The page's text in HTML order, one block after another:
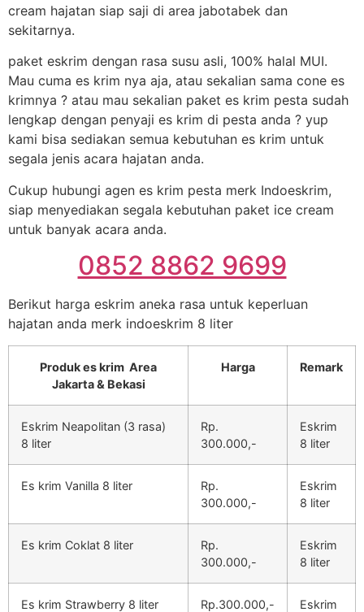
cream hajatan siap saji di area jabotabek dan
sekitarnya.
paket eskrim dengan rasa susu asli, 100% halal MUI.
Mau cuma es krim nya aja, atau sekalian sama cone es
krimnya ? atau mau sekalian paket es krim pesta sudah
lengkap dengan penyaji es krim di pesta anda ? yup
kami bisa sediakan semua kebutuhan es krim untuk
segala jenis acara hajatan anda.
Cukup hubungi agen es krim pesta merk Indoeskrim,
siap menyediakan segala kebutuhan paket ice cream
untuk banyak acara anda.
0852 8862 9699
Berikut harga eskrim aneka rasa untuk keperluan
hajatan anda merk indoeskrim 8 liter
Produk es krim Area
Jakarta & Bekasi
Harga Remark
Eskrim Neapolitan (3 rasa)
8 liter
Rp.
300.000,-
Eskrim
8 liter
Es krim Vanilla 8 liter
Rp.
300.000,-
Eskrim
8 liter
Es krim Coklat 8 liter
Rp.
300.000,-
Eskrim
8 liter
Es krim Strawberry 8 liter Rp.300.000,-
Eskrim